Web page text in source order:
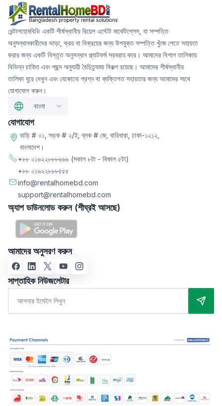
রেন্টালহোমবিডি একটি শীর্ষস্থানীয় রিয়েল এস্টেট মার্কেটপ্লেস, যা সম্পত্তি
অনুসন্ধানকারীদের ভাড়া, ক্রয় বা বিক্রয়ের জন্য উপযুক্ত সম্পত্তি খুঁজে পেতে সহায়তা
করার জন্য একটি বিস্তৃত অনুসন্ধান প্ল্যাটফর্ম সরবরাহ করে। আমাদের বিশাল তালিকায়
বিভিন্ন চাহিদা এবং পছন্দ অনুযায়ী বৈচিত্র্যময় বিকল্প রয়েছে। আমাদের শীর্ষস্থানীয়
তালিকা ঘুরে দেখুন এবং যেকোনো প্রশ্ন বা ব্যক্তিগত সহায়তার জন্য আমাদের সাথে
যোগাযোগ করুন।
বাংলা
যোগাযোগ
বাড়ি # ০১, সড়ক # ২/ই, ব্লক # জে, বারিধারা, ঢাকা-১২১২,
বাংলাদেশ।
+৮৮ ০১৬২২৮৮৮৬৬৬ (সকাল ৮টা - বিকাল ৫টা)
+৮৮ ০১৬২২৮৮৮৫৫৫
info@rentalhomebd.com
support@rentalhomebd.com
অ্যাপ ডাউনলোড করুন (শীঘ্রই আসছে)
আমাদের অনুসরণ করুন
সাপ্তাহিক নিউজলেটার